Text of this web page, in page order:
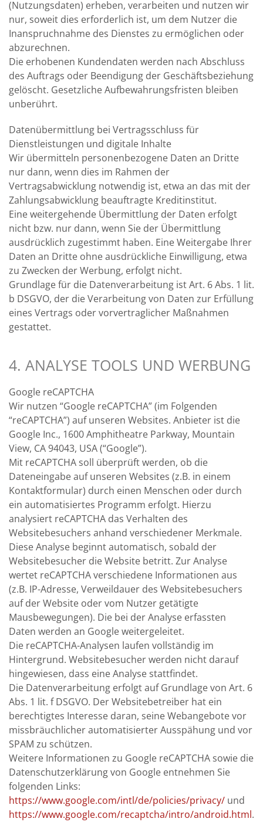
(Nutzungsdaten) erheben, verarbeiten und nutzen wir
nur, soweit dies erforderlich ist, um dem Nutzer die
Inanspruchnahme des Dienstes zu ermöglichen oder
abzurechnen.
Die erhobenen Kundendaten werden nach Abschluss
des Auftrags oder Beendigung der Geschäftsbeziehung
gelöscht. Gesetzliche Aufbewahrungsfristen bleiben
unberührt.
Datenübermittlung bei Vertragsschluss für
Dienstleistungen und digitale Inhalte
Wir übermitteln personenbezogene Daten an Dritte
nur dann, wenn dies im Rahmen der
Vertragsabwicklung notwendig ist, etwa an das mit der
Zahlungsabwicklung beauftragte Kreditinstitut.
Eine weitergehende Übermittlung der Daten erfolgt
nicht bzw. nur dann, wenn Sie der Übermittlung
ausdrücklich zugestimmt haben. Eine Weitergabe Ihrer
Daten an Dritte ohne ausdrückliche Einwilligung, etwa
zu Zwecken der Werbung, erfolgt nicht.
Grundlage für die Datenverarbeitung ist Art. 6 Abs. 1 lit.
b DSGVO, der die Verarbeitung von Daten zur Erfüllung
eines Vertrags oder vorvertraglicher Maßnahmen
gestattet.
4. ANALYSE TOOLS UND WERBUNG
Google reCAPTCHA
Wir nutzen “Google reCAPTCHA” (im Folgenden
“reCAPTCHA”) auf unseren Websites. Anbieter ist die
Google Inc., 1600 Amphitheatre Parkway, Mountain
View, CA 94043, USA (“Google”).
Mit reCAPTCHA soll überprüft werden, ob die
Dateneingabe auf unseren Websites (z.B. in einem
Kontaktformular) durch einen Menschen oder durch
ein automatisiertes Programm erfolgt. Hierzu
analysiert reCAPTCHA das Verhalten des
Websitebesuchers anhand verschiedener Merkmale.
Diese Analyse beginnt automatisch, sobald der
Websitebesucher die Website betritt. Zur Analyse
wertet reCAPTCHA verschiedene Informationen aus
(z.B. IP-Adresse, Verweildauer des Websitebesuchers
auf der Website oder vom Nutzer getätigte
Mausbewegungen). Die bei der Analyse erfassten
Daten werden an Google weitergeleitet.
Die reCAPTCHA-Analysen laufen vollständig im
Hintergrund. Websitebesucher werden nicht darauf
hingewiesen, dass eine Analyse stattfindet.
Die Datenverarbeitung erfolgt auf Grundlage von Art. 6
Abs. 1 lit. f DSGVO. Der Websitebetreiber hat ein
berechtigtes Interesse daran, seine Webangebote vor
missbräuchlicher automatisierter Ausspähung und vor
SPAM zu schützen.
Weitere Informationen zu Google reCAPTCHA sowie die
Datenschutzerklärung von Google entnehmen Sie
folgenden Links:
https://www.google.com/intl/de/policies/privacy/ und
https://www.google.com/recaptcha/intro/android.html.